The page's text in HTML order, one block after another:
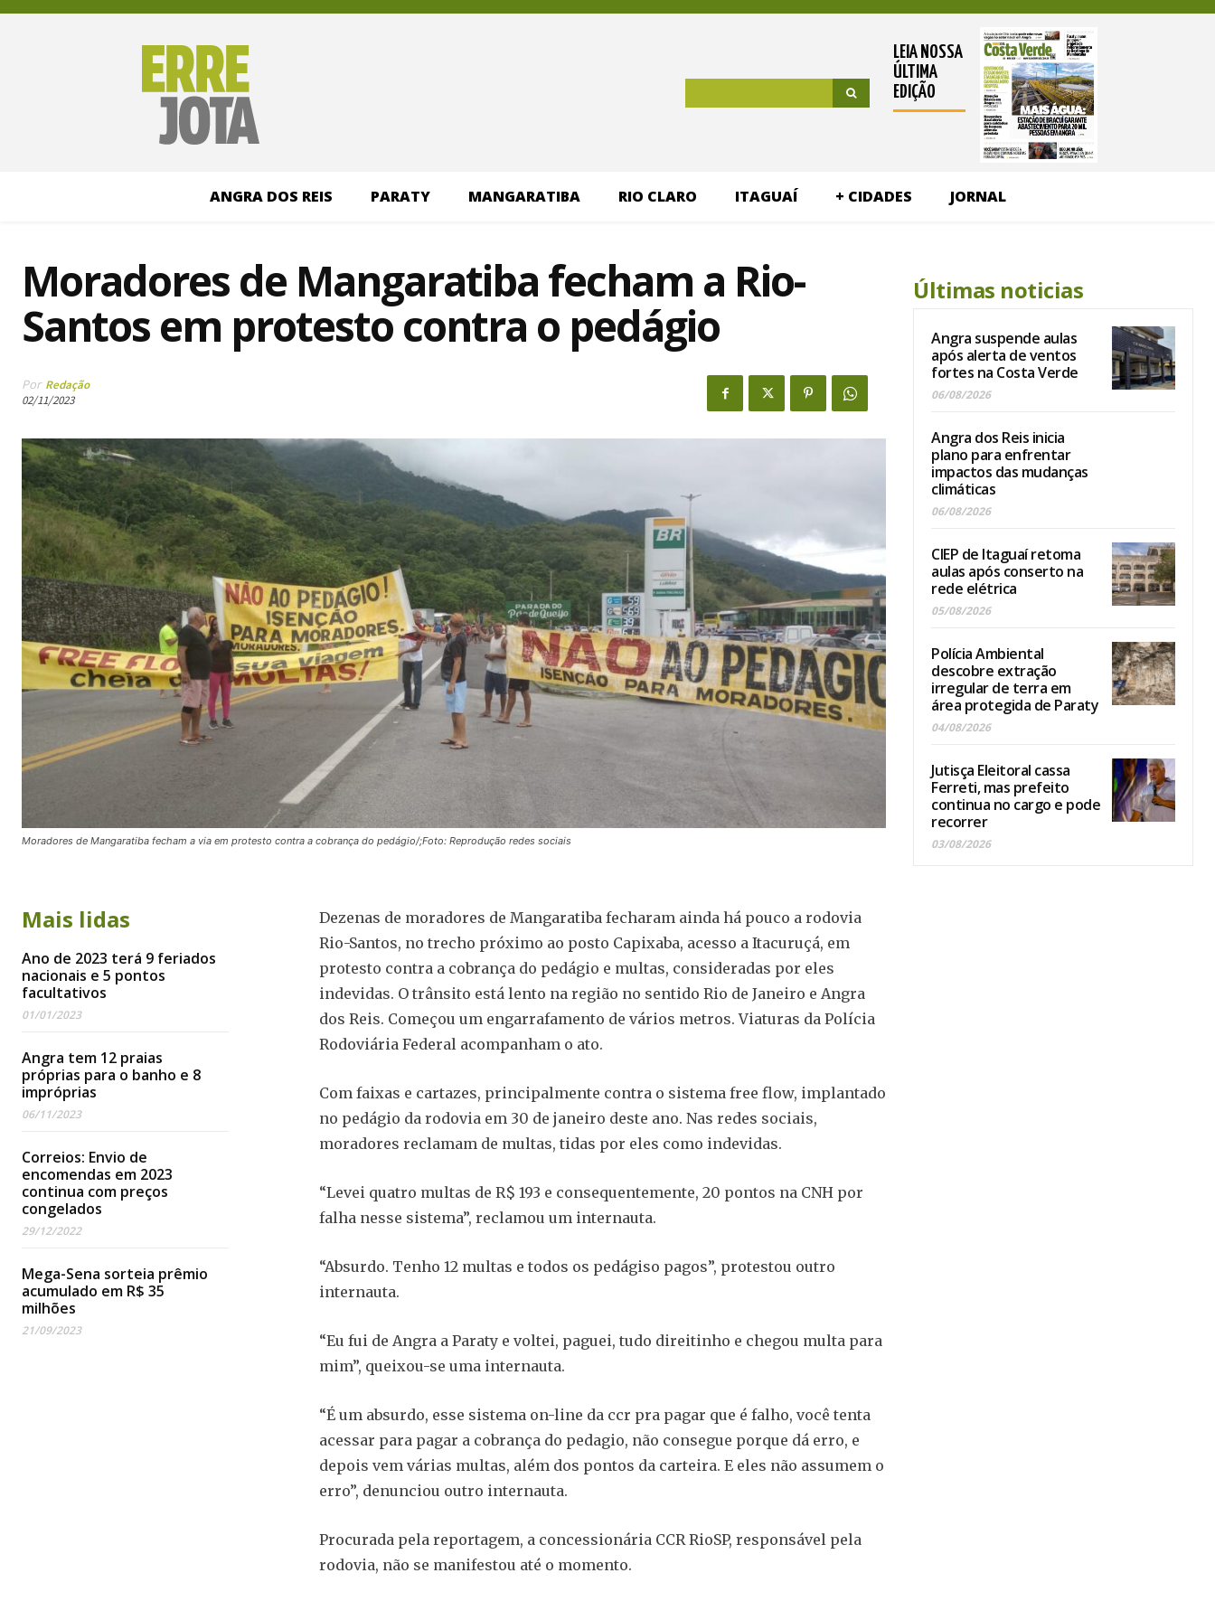
LEIA NOSSA
ÚLTIMA
EDIÇÃO
ANGRA DOS REIS PARATY MANGARATIBA RIO CLARO ITAGUAÍ + CIDADES JORNAL
Moradores de Mangaratiba fecham a Rio-
Santos em protesto contra o pedágio
Por Redação
02/11/2023
Moradores de Mangaratiba fecham a via em protesto contra a cobrança do pedágio/;Foto: Reprodução redes sociais
Mais lidas
Ano de 2023 terá 9 feriados
nacionais e 5 pontos
facultativos
01/01/2023
Angra tem 12 praias
próprias para o banho e 8
impróprias
06/11/2023
Correios: Envio de
encomendas em 2023
continua com preços
congelados
29/12/2022
Mega-Sena sorteia prêmio
acumulado em R$ 35
milhões
21/09/2023
Dezenas de moradores de Mangaratiba fecharam ainda há pouco a rodovia
Rio-Santos, no trecho próximo ao posto Capixaba, acesso a Itacuruçá, em
protesto contra a cobrança do pedágio e multas, consideradas por eles
indevidas. O trânsito está lento na região no sentido Rio de Janeiro e Angra
dos Reis. Começou um engarrafamento de vários metros. Viaturas da Polícia
Rodoviária Federal acompanham o ato.
Com faixas e cartazes, principalmente contra o sistema free flow, implantado
no pedágio da rodovia em 30 de janeiro deste ano. Nas redes sociais,
moradores reclamam de multas, tidas por eles como indevidas.
“Levei quatro multas de R$ 193 e consequentemente, 20 pontos na CNH por
falha nesse sistema”, reclamou um internauta.
“Absurdo. Tenho 12 multas e todos os pedágiso pagos”, protestou outro
internauta.
“Eu fui de Angra a Paraty e voltei, paguei, tudo direitinho e chegou multa para
mim”, queixou-se uma internauta.
“É um absurdo, esse sistema on-line da ccr pra pagar que é falho, você tenta
acessar para pagar a cobrança do pedagio, não consegue porque dá erro, e
depois vem várias multas, além dos pontos da carteira. E eles não assumem o
erro”, denunciou outro internauta.
Procurada pela reportagem, a concessionária CCR RioSP, responsável pela
rodovia, não se manifestou até o momento.
Últimas noticias
Angra suspende aulas
após alerta de ventos
fortes na Costa Verde
06/08/2026
Angra dos Reis inicia
plano para enfrentar
impactos das mudanças
climáticas
06/08/2026
CIEP de Itaguaí retoma
aulas após conserto na
rede elétrica
05/08/2026
Polícia Ambiental
descobre extração
irregular de terra em
área protegida de Paraty
04/08/2026
Jutisça Eleitoral cassa
Ferreti, mas prefeito
continua no cargo e pode
recorrer
03/08/2026